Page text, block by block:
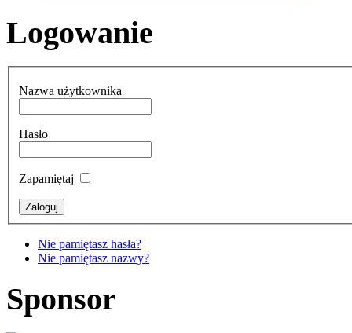
Logowanie
Nazwa użytkownika
Hasło
Zapamiętaj
Nie pamiętasz hasła?
Nie pamiętasz nazwy?
Sponsor